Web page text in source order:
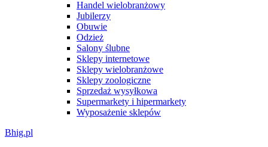
Handel wielobranżowy
Jubilerzy
Obuwie
Odzież
Salony ślubne
Sklepy internetowe
Sklepy wielobranżowe
Sklepy zoologiczne
Sprzedaż wysyłkowa
Supermarkety i hipermarkety
Wyposażenie sklepów
Bhig.pl